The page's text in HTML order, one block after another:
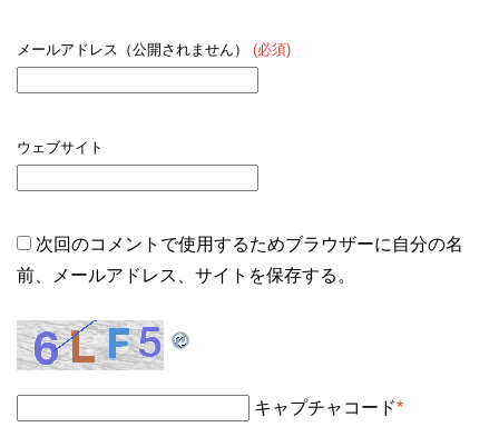
メールアドレス（公開されません） (必須)
ウェブサイト
次回のコメントで使用するためブラウザーに自分の名
前、メールアドレス、サイトを保存する。
キャプチャコード*